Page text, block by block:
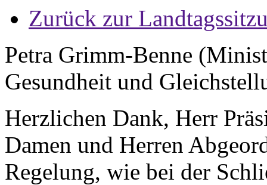
Zurück zur
Petra Grimm-Benne
Gesundheit und
Herzlichen Dank, Herr
Damen und Herren
Regelung, wie bei der